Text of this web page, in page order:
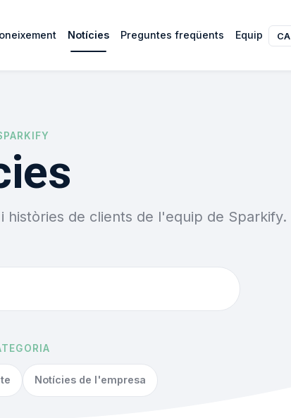
Notícies Preguntes freqüents Equip CA
de clients de l'equip de Sparkify.
Notícies de l'empresa